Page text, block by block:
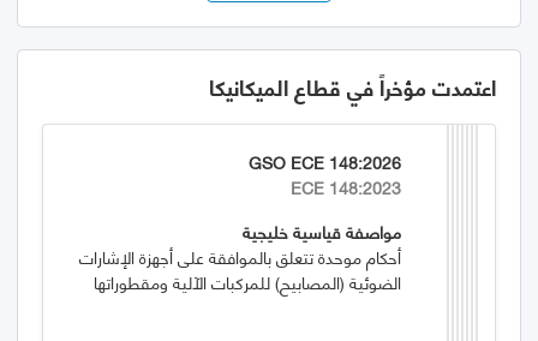
اعتمدت مؤخراً في قطاع الميكانيكا
GSO ECE 148:2026
ECE 148:2023
مواصفة قياسية خليجية
أحكام موحدة تتعلق بالموافقة على أجهزة الإشارات
الضوئية (المصابيح) للمركبات الآلية ومقطوراتها